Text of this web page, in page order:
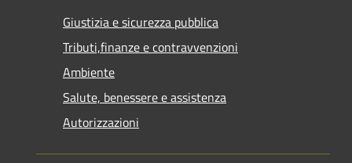
Giustizia e sicurezza pubblica
Tributi,finanze e contravvenzioni
Ambiente
Salute, benessere e assistenza
Autorizzazioni